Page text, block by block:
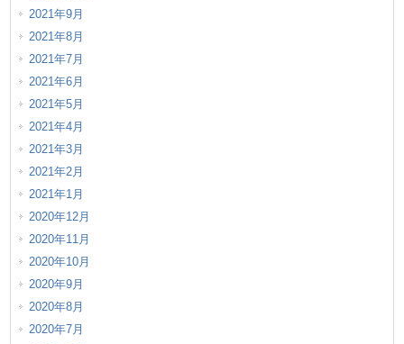
2021年9月
2021年8月
2021年7月
2021年6月
2021年5月
2021年4月
2021年3月
2021年2月
2021年1月
2020年12月
2020年11月
2020年10月
2020年9月
2020年8月
2020年7月